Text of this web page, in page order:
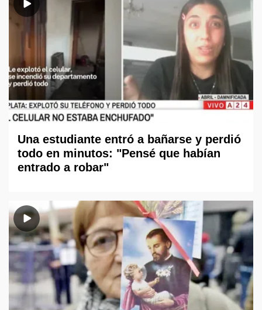
Una estudiante entró a bañarse y perdió
todo en minutos: "Pensé que habían
entrado a robar"